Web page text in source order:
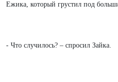
Ежика, который грустил под
- Что случилось? – спросил Зайка.